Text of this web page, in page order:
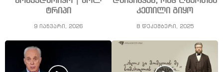
ტრიპი
9 იანვარი, 2026
კეთილი გიყო
8 დეკემბერი, 2025